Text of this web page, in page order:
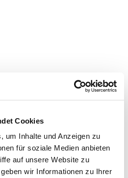
Cookies
um Inhalte und Anzeigen zu
für soziale Medien anbieten
auf unsere Website zu
wir Informationen zu Ihrer